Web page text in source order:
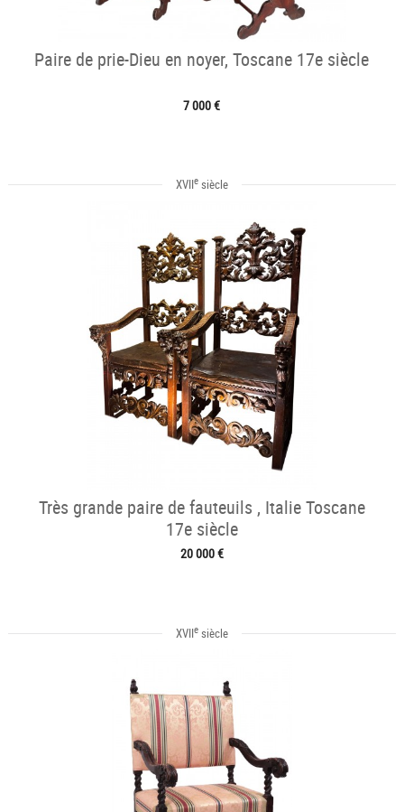
Paire de prie-Dieu en noyer, Toscane 17e siècle
7 000 €
XVIIesiècle
Très grande paire de fauteuils , Italie Toscane
17e siècle
20 000 €
XVIIesiècle